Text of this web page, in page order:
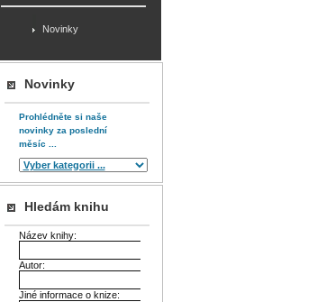
Novinky
Novinky
Prohlédněte si naše
novinky za poslední
měsíc ...
Hledám knihu
Název knihy:
Autor:
Jiné informace o knize: